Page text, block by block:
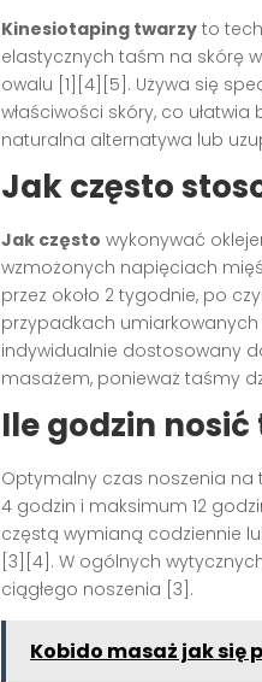
Kinesiotaping twarzy to
elastycznych taśm na skórę
owalu [1][4][5]. Używa się
właściwości skóry, co
naturalna alternatywa lub
Jak często
Jak często wykonywać
wzmożonych napięciach
przez około 2 tygodnie, po
przypadkach
indywidualnie dostosowany
masażem, ponieważ taśmy
Ile godzin
Optymalny czas noszenia na
4 godzin i maksimum 12
częstą wymianą codziennie
[3][4]. W ogólnych
ciągłego noszenia [3].
Kobido masaż jak się